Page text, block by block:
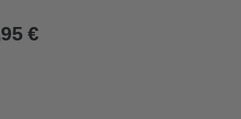
€Aktueller